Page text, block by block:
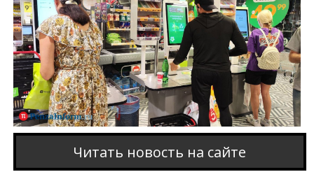
Читать новость на сайте